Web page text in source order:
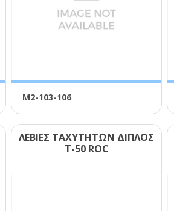
Μ2-103-106
ΛΕΒΙΕΣ ΤΑΧΥΤΗΤΩΝ ΔΙΠΛΟΣ
Τ-50 RΟC